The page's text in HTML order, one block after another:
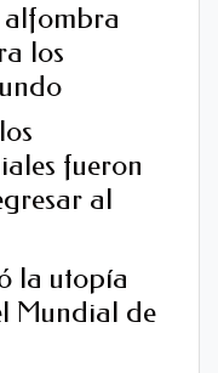
alfombra
los
fueron
al
la utopía
Mundial de